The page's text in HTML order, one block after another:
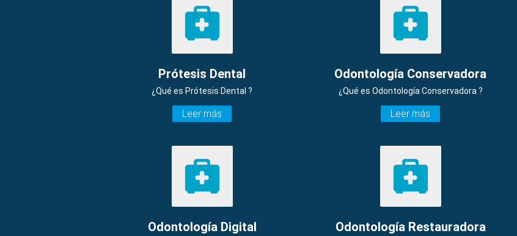
Prótesis Dental
¿Qué es Prótesis Dental ?
Leer más
Odontología Conservadora
¿Qué es Odontología Conservadora ?
Leer más
Odontología Digital Odontología Restauradora